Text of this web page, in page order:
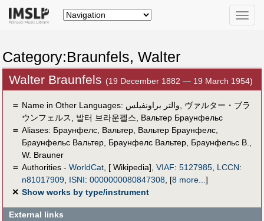
Toggle
Category:Braunfels, Walter
Walter Braunfels (19 December 1882 — 19 March 1954)
＝ Name in Other Languages: والتر براونفيلس, ヴァルター・ブラ
ウンフェルス, 발터 브라운펠스, Вальтер Браунфельс
＝ Aliases: Браунфелс, Вальтер, Вальтер Браунфелс,
Браунфельс Вальтер, Браунфелс Вальтер, Браунфельс В.,
W. Brauner
＝ Authorities - WorldCat, [ Wikipedia], VIAF: 5127985, LCCN:
n81017909, ISNI: 0000000080847308, [8 more...]
✕ Show works by type/instrument
External links